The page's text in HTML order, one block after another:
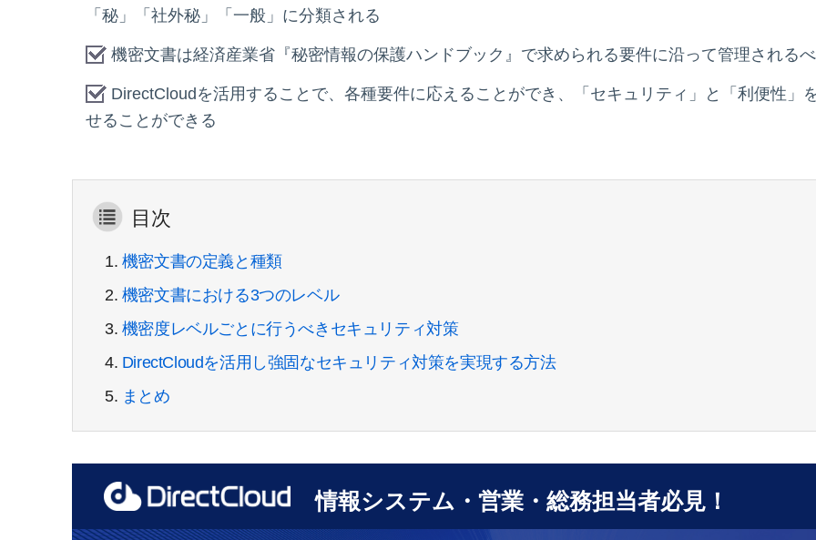
「秘」「社外秘」「一般」に分類される
機密文書は経済産業省『秘密情報の保護ハンドブック』で求められる要件に沿って管理される
DirectCloudを活用することで、各種要件に応えることができ、「セキュリティ」と「利便性」
せることができる
目次
1. 機密文書の定義と種類
2. 機密文書における3つのレベル
3. 機密度レベルごとに行うべきセキュリティ対策
4. DirectCloudを活用し強固なセキュリティ対策を実現する方法
5. まとめ
情報システム・営業・総務担当者必見！